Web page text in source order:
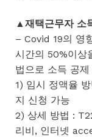
▲재택근무자 소
– Covid 19의 영
시간의 50%이상
법으로 소득 공
1) 임시 정액율
지 신청 가능
2) 상세 방법 :
리비, 인터넷